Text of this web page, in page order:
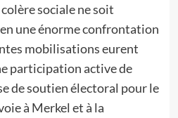
sociale ne soit
une énorme confrontation
mobilisations eurent
participation active de
de soutien électoral pour le
à Merkel et à la